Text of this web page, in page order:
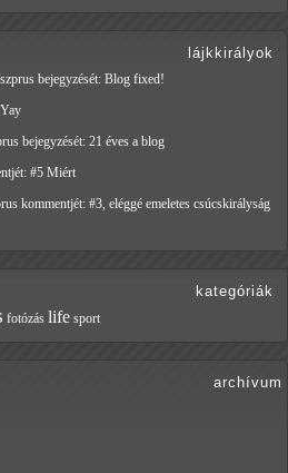
lájkkirályok
bejegyzését: Blog fixed!
bejegyzését: 21 éves a blog
#5 Miért
kommentjét: #3, eléggé emeletes csúcskirályság
kategóriák
fotózás life sport
archívum